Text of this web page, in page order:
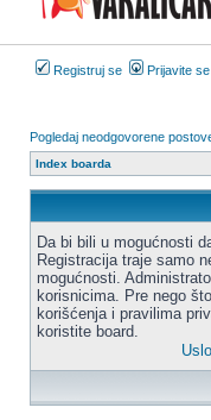
Registruj se Prijavite se
Pogledaj neodgovorene
Index boarda
Da bi bili u mogućnosti
Registracija traje samo
mogućnosti.
korisnicima. Pre nego
korišćenja i pravilima
koristite board.